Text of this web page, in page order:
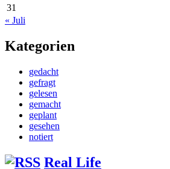
31
« Juli
Kategorien
gedacht
gefragt
gelesen
gemacht
geplant
gesehen
notiert
Real Life